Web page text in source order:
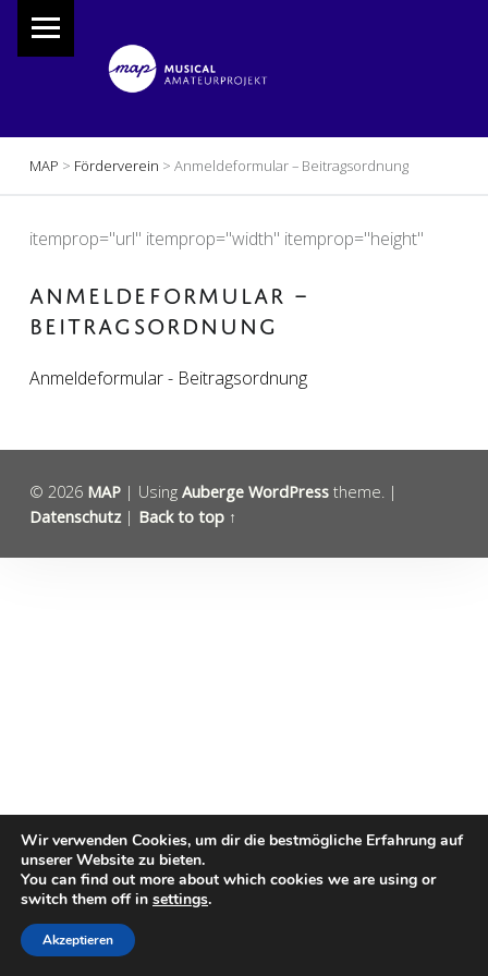
BREADCRUMBS NAVIGATION
MAP > Förderverein > Anmeldeformular – Beitragsordnung
itemprop="url" itemprop="width" itemprop="height"
ANMELDEFORMULAR –
BEITRAGSORDNUNG
Anmeldeformular - Beitragsordnung
© 2026 MAP | Using Auberge WordPresstheme. |
Datenschutz | Back to top ↑
Wir verwenden Cookies, um dir die bestmögliche Erfahrung auf
unserer Website zu bieten.
You can find out more about which cookies we are using or
switch them off in settings.
Akzeptieren